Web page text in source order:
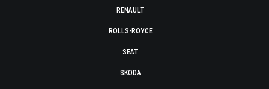
RENAULT
ROLLS-ROYCE
SEAT
SKODA